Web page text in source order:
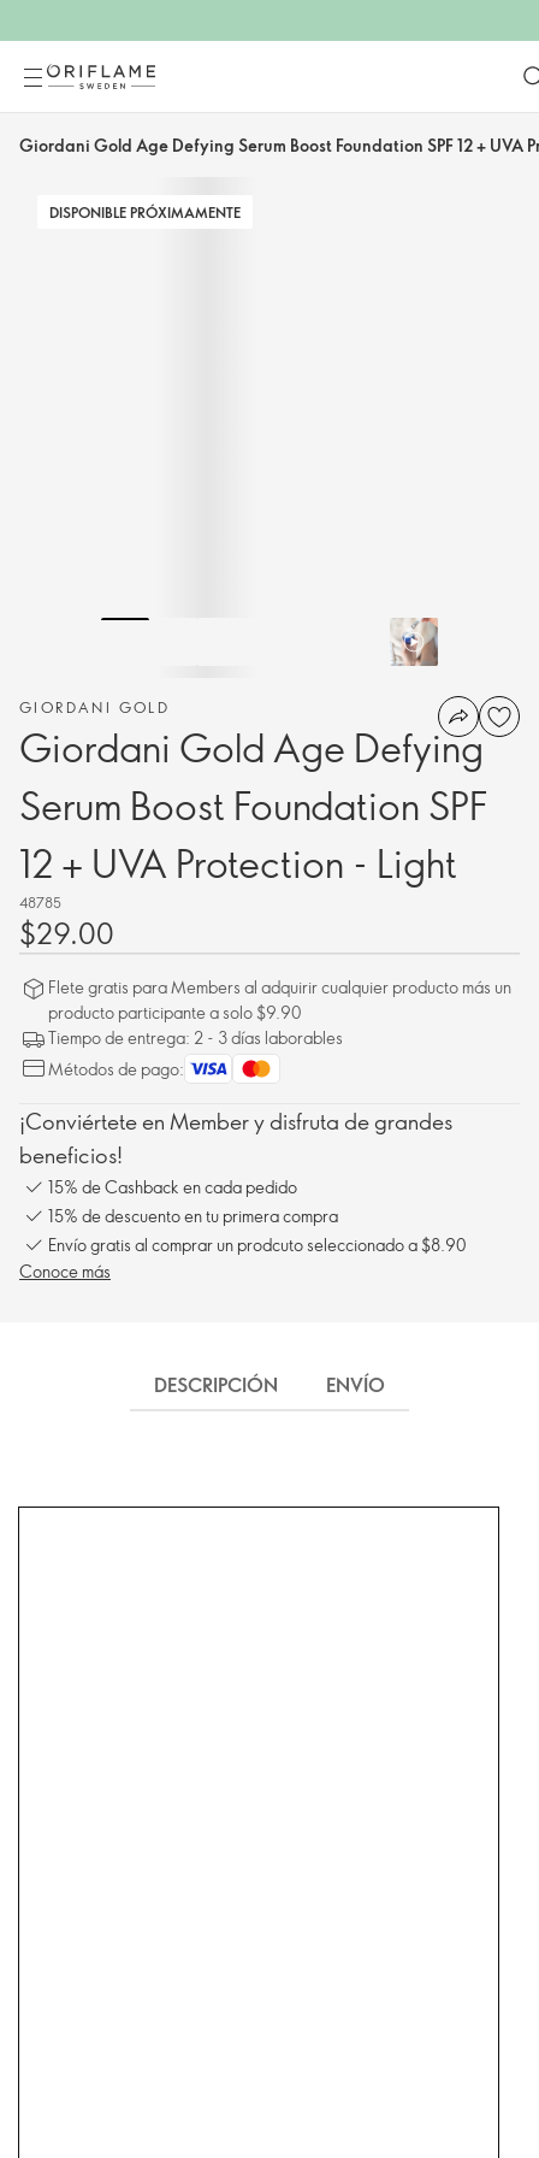
Giordani Gold Age Defying Serum Boost Foundation SPF 12 + UVA
DISPONIBLE PRÓXIMAMENTE
GIORDANI GOLD
Giordani Gold Age Defying
Serum Boost Foundation SPF
12 + UVA Protection - Light
48785
$29.00
Flete gratis para Members al adquirir cualquier producto más un
producto participante a solo $9.90
Tiempo de entrega: 2 - 3 días laborables
Métodos de pago:
¡Conviértete en Member y disfruta de grandes
beneficios!
15% de Cashback en cada pedido
15% de descuento en tu primera compra
Envío gratis al comprar un prodcuto seleccionado a $8.90
Conoce más
DESCRIPCIÓN ENVÍO